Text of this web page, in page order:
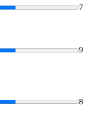
7
9
8